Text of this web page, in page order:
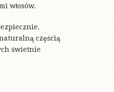
włosów.
częścią
świetnie